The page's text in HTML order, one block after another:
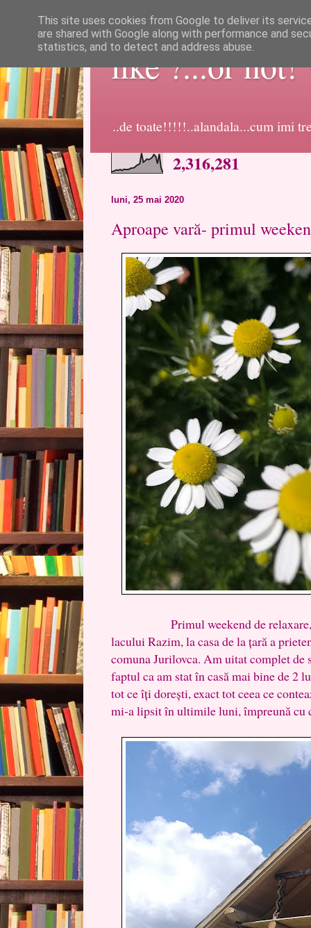
like ?...or not!
..de toate!!!!!..alandala...cum imi
2,316,281
luni, 25 mai 2020
Aproape vară- primul
Primul weekend de relaxare, l-
lacului Razim, la casa de la țară a
comuna Jurilovca. Am uitat complet de
faptul ca am stat în casă mai bine de 2
tot ce îți dorești, exact tot ceea ce
mi-a lipsit în ultimile luni, împreună cu
This site uses cookies from Google to deliver its
are shared with Google along with performance and
statistics, and to detect and address abuse.